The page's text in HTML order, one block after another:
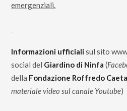
emergenziali.
Informazioni ufficialisul sito
social del Giardino di Ninfa (
della Fondazione Roffredo
materiale video sul canale Youtube)